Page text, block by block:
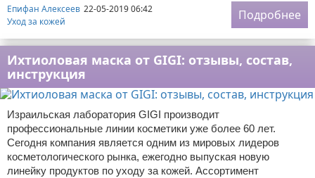
Епифан Алексеев 22-05-2019 06:42
Уход за кожей
Подробнее
Ихтиоловая маска от GIGI: отзывы, состав,
инструкция
Израильская лаборатория GIGI производит
профессиональные линии косметики уже более 60 лет.
Сегодня компания является одним из мировых лидеров
косметологического рынка, ежегодно выпуская новую
линейку продуктов по уходу за кожей. Ассортимент